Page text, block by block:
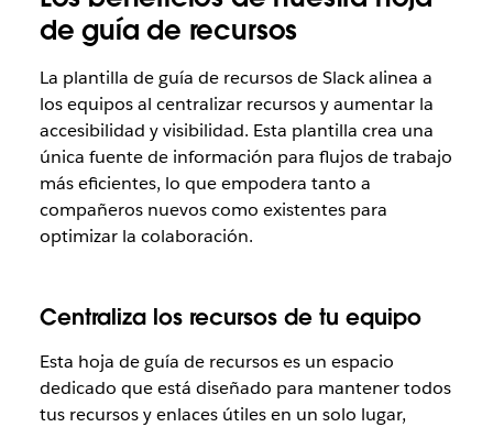
de guía de recursos
La plantilla de guía de recursos de Slack alinea a
los equipos al centralizar recursos y aumentar la
accesibilidad y visibilidad. Esta plantilla crea una
única fuente de información para flujos de trabajo
más eficientes, lo que empodera tanto a
compañeros nuevos como existentes para
optimizar la colaboración.
Centraliza los recursos de tu equipo
Esta hoja de guía de recursos es un espacio
dedicado que está diseñado para mantener todos
tus recursos y enlaces útiles en un solo lugar,